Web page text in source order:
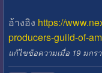
อ้างอิง https://
producers-guild-of-
แก้ไขข้อความเมื่อ 19 มกร